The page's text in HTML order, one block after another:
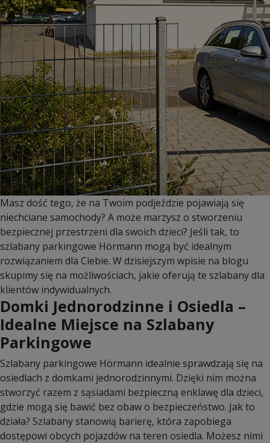
Masz dość tego, że na Twoim podjeździe pojawiają się
niechciane samochody? A może marzysz o stworzeniu
bezpiecznej przestrzeni dla swoich dzieci? Jeśli tak, to
szlabany parkingowe Hörmann mogą być idealnym
rozwiązaniem dla Ciebie. W dzisiejszym wpisie na blogu
skupimy się na możliwościach, jakie oferują te szlabany dla
klientów indywidualnych.
Domki Jednorodzinne i Osiedla –
Idealne Miejsce na Szlabany
Parkingowe
Szlabany parkingowe Hörmann idealnie sprawdzają się na
osiedlach z domkami jednorodzinnymi. Dzięki nim można
stworzyć razem z sąsiadami bezpieczną enklawę dla dzieci,
gdzie mogą się bawić bez obaw o bezpieczeństwo. Jak to
działa? Szlabany stanowią barierę, która zapobiega
dostępowi obcych pojazdów na teren osiedla. Możesz nimi